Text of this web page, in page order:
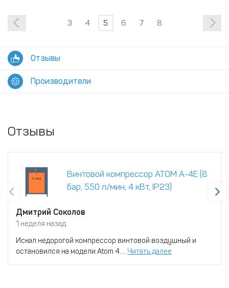
3 4 5 6 7 8
Отзывы
Производители
Отзывы
Винтовой компрессор ATOM А-4Е (8
бар, 550 л/мин, 4 кВт, IP23)
Дмитрий Соколов
1 неделя назад
Искал недорогой компрессор винтовой воздушный и
остановился на модели Atom 4.... Читать далее